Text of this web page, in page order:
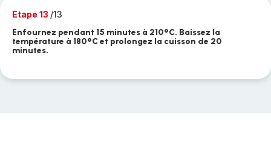
Etape 13 /13
Enfournez pendant 15 minutes à 210°C. Baissez la
température à 180°C et prolongez la cuisson de 20
minutes.